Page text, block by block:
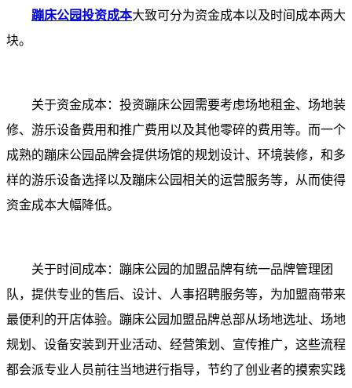
蹦床公园投资成本大致可分为资金成本以及时间成本两大
块。
关于资金成本：投资蹦床公园需要考虑场地租金、场地装
修、游乐设备费用和推广费用以及其他零碎的费用等。而一个
成熟的蹦床公园品牌会提供场馆的规划设计、环境装修，和多
样的游乐设备选择以及蹦床公园相关的运营服务等，从而使得
资金成本大幅降低。
关于时间成本：蹦床公园的加盟品牌有统一品牌管理团
队，提供专业的售后、设计、人事招聘服务等，为加盟商带来
最便利的开店体验。蹦床公园加盟品牌总部从场地选址、场地
规划、设备安装到开业活动、经营策划、宣传推广，这些流程
都会派专业人员前往当地进行指导，节约了创业者的摸索实践